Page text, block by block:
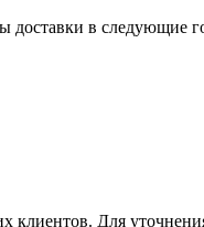
в следующие
клиентов. Для